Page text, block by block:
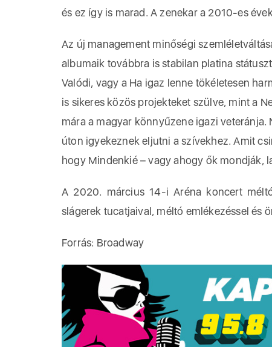
és ez így is marad. A zenekar a 2010-es
Az új management minőségi
albumaik továbbra is stabilan platina
Valódi, vagy a Ha igaz lenne tökéletesen
is sikeres közös projekteket szülve, mint a
mára a magyar könnyűzene igazi
úton igyekeznek eljutni a szívekhez. Amit
hogy Mindenkié – vagy ahogy ők mondják,
A 2020. március 14-i Aréna koncert
slágerek tucatjaival, méltó emlékezéssel és
Forrás: Broadway